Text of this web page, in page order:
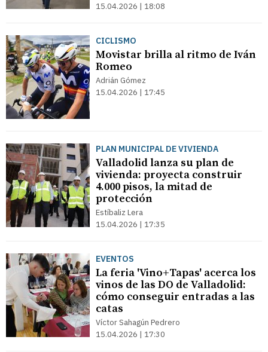
15.04.2026 | 18:08
CICLISMO
Movistar brilla al ritmo de Iván
Romeo
Adrián Gómez
15.04.2026 | 17:45
PLAN MUNICIPAL DE VIVIENDA
Valladolid lanza su plan de
vivienda: proyecta construir
4.000 pisos, la mitad de
protección
Estíbaliz Lera
15.04.2026 | 17:35
EVENTOS
La feria 'Vino+Tapas' acerca los
vinos de las DO de Valladolid:
cómo conseguir entradas a las
catas
Víctor Sahagún Pedrero
15.04.2026 | 17:30